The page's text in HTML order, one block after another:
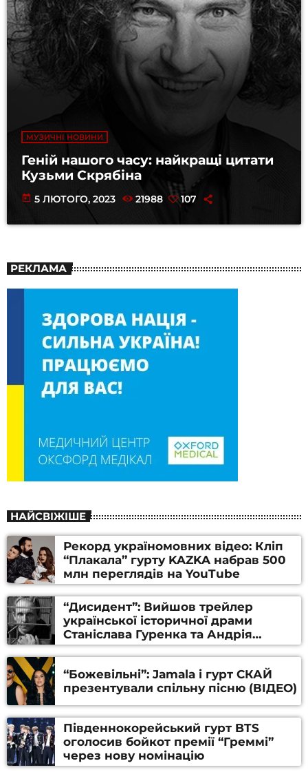
МУЗИЧНІ НОВИНИ
Геній нашого часу: найкращі цитати
Кузьми Скрябіна
today 5 ЛЮТОГО, 2023 21988 107
РЕКЛАМА
НАЙСВІЖІШЕ
Рекорд україномовних відео: Кліп
“Плакала” гурту KAZKA набрав 500
млн переглядів на YouTube
“Дисидент”: Вийшов трейлер
української історичної драми
Станіслава Гуренка та Андрія
Алфьорова (ВІДЕО)
“Божевільні”: Jamala і гурт СКАЙ
презентували спільну пісню (ВІДЕО)
Південнокорейський гурт BTS
оголосив бойкот премії “Греммі”
через нову номінацію